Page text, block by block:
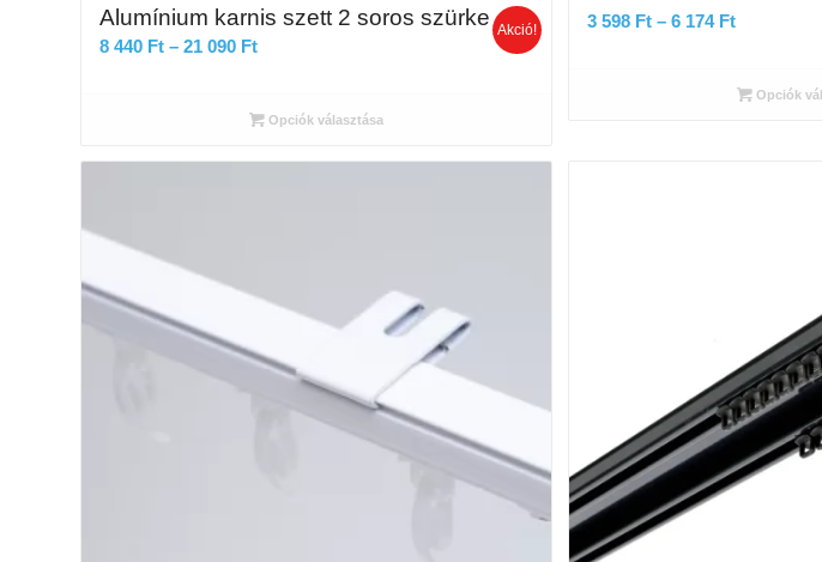
Alumínium karnis szett 2 soros szürke
8 440 Ft – 21 090 FtÁrtartomány:
-
21
Akció!
Opciók választása
3 598 Ft – 6 174 Ft
-
Opciók